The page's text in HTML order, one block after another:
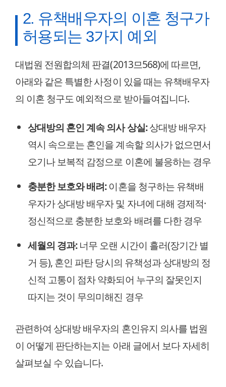
2. 유책배우자의 이혼 청구가
허용되는 3가지 예외
대법원 전원합의체 판결(2013므568)에 따르면,
아래와 같은 특별한 사정이 있을 때는 유책배우자
의 이혼 청구도 예외적으로 받아들여집니다.
상대방의 혼인 계속 의사 상실:상대방 배우자
역시 속으로는 혼인을 계속할 의사가 없으면서
오기나 보복적 감정으로 이혼에 불응하는 경우
충분한 보호와 배려:이혼을 청구하는 유책배
우자가 상대방 배우자 및 자녀에 대해 경제적·
정신적으로 충분한 보호와 배려를 다한 경우
세월의 경과:너무 오랜 시간이 흘러(장기간 별
거 등), 혼인 파탄 당시의 유책성과 상대방의 정
신적 고통이 점차 약화되어 누구의 잘못인지
따지는 것이 무의미해진 경우
관련하여 상대방 배우자의 혼인유지 의사를 법원
이 어떻게 판단하는지는 아래 글에서 보다 자세히
살펴보실 수 있습니다.